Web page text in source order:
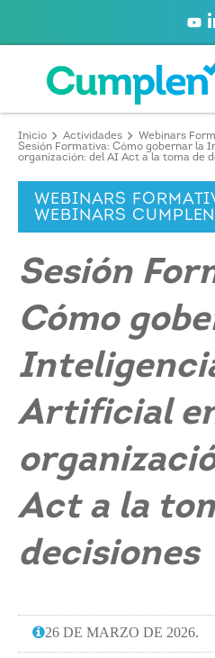
Inicio Actividades Webinars
Sesión Formativa: Cómo gobernar la
organización: del AI Act a la toma de
WEBINARS
WEBINARS CUMPLEN
Sesión
Cómo
Artificial
Act a la
decisiones
26 DE MARZO DE 2026.